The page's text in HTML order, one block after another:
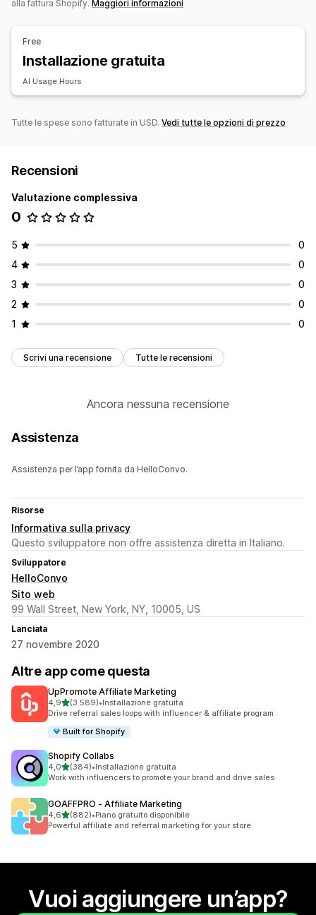
alla fattura Shopify. Maggiori informazioni
Free
Installazione gratuita
AI Usage Hours
Tutte le spese sono fatturate in USD. Vedi tutte le opzioni di prezzo
Recensioni
Valutazione complessiva
0
5
0
4
0
3
0
2
0
1
0
Scrivi una recensione Tutte le recensioni
Ancora nessuna recensione
Assistenza
Assistenza per l’app fornita da HelloConvo.
Risorse
Informativa sulla privacy
Questo sviluppatore non offre assistenza diretta in Italiano.
Sviluppatore
HelloConvo
Sito web
99 Wall Street, New York, NY, 10005, US
Lanciata
27 novembre 2020
Altre app come questa
UpPromote Affiliate Marketing
4,9stelle su 5
(3.589)
3589 recensioni totali
•Installazione gratuita
Drive referral sales loops with influencer & affiliate program
Built for Shopify
Shopify Collabs
4,0stelle su 5
(384)
384 recensioni totali
•Installazione gratuita
Work with influencers to promote your brand and drive sales
GOAFFPRO ‑ Affiliate Marketing
4,6stelle su 5
(882)
882 recensioni totali
•Piano gratuito disponibile
Powerful affiliate and referral marketing for your store
Vuoi aggiungere un’app?